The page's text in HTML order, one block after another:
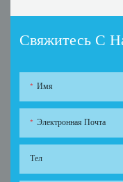
Свяжитесь С
Имя
Электронная Почта
Тел